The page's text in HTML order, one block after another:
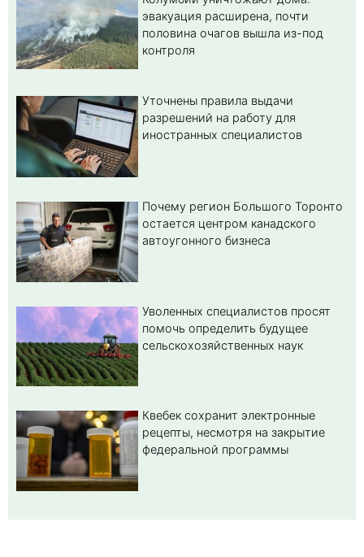
эвакуация расширена, почти
половина очагов вышла из-под
контроля
Уточнены правила выдачи
разрешений на работу для
иностранных специалистов
Почему регион Большого Торонто
остается центром канадского
автоугонного бизнеса
Уволенных специалистов просят
помочь определить будущее
сельскохозяйственных наук
Квебек сохранит электронные
рецепты, несмотря на закрытие
федеральной программы